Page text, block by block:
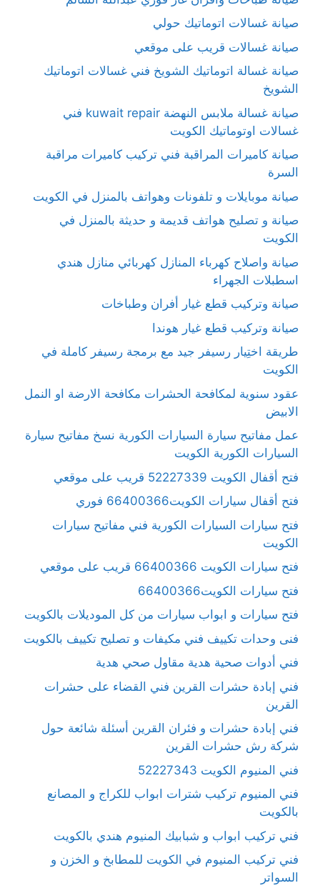
صيانة غسالات اتوماتيك حولي
صيانة غسالات قريب على موقعي
صيانة غسالة اتوماتيك الشويخ فني غسالات اتوماتيك
الشويخ
صيانة غسالة ملابس النهضة kuwait repair فني
غسالات اوتوماتيك الكويت
صيانة كاميرات المراقبة فني تركيب كاميرات مراقبة
السرة
صيانة موبايلات و تلفونات وهواتف بالمنزل في الكويت
صيانة و تصليح هواتف قديمة و حديثة بالمنزل في
الكويت
صيانة واصلاح كهرباء المنازل كهربائي منازل هندي
اسطبلات الجهراء
صيانة وتركيب قطع غيار أفران وطباخات
صيانة وتركيب قطع غيار هوندا
طريقة اختِيار رسيفر جيد مع برمجة رسيفر كاملة في
الكويت
عقود سنوية لمكافحة الحشرات مكافحة الارضة او النمل
الابيض
عمل مفاتيح سيارة السيارات الكورية نسخ مفاتيح سيارة
السيارات الكورية الكويت
فتح أقفال الكويت 52227339 قريب على موقعي
فتح أقفال سيارات الكويت66400366 فوري
فتح سيارات السيارات الكورية فني مفاتيح سيارات
الكويت
فتح سيارات الكويت 66400366 قريب على موقعي
فتح سيارات الكويت66400366
فتح سيارات و ابواب سيارات من كل الموديلات بالكويت
فنى وحدات تكييف فني مكيفات و تصليح تكييف بالكويت
فني أدوات صحية هدية مقاول صحي هدية
فني إبادة حشرات القرين فني القضاء على حشرات
القرين
فني إبادة حشرات و فئران القرين أسئلة شائعة حول
شركة رش حشرات القرين
فني المنيوم الكويت 52227343
فني المنيوم تركيب شترات ابواب للكراج و المصانع
بالكويت
فني تركيب ابواب و شبابيك المنيوم هندي بالكويت
فني تركيب المنيوم في الكويت للمطابخ و الخزن و
السواتر